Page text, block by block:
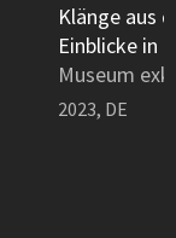
Klänge aus
Einblicke in
Museum
2023, DE